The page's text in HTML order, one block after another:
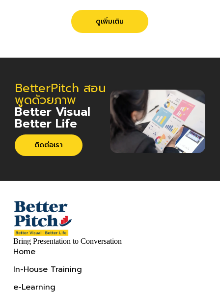
ดูเพิ่มเติม
BetterPitch สอน
พูดด้วยภาพ
Better Visual
Better Life
ติดต่อเรา
Bring Presentation to Conversation
Home
In-House Training
e-Learning